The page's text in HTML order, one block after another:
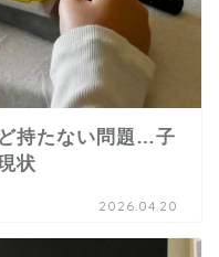
持たない問題…子
状
2026.04.20